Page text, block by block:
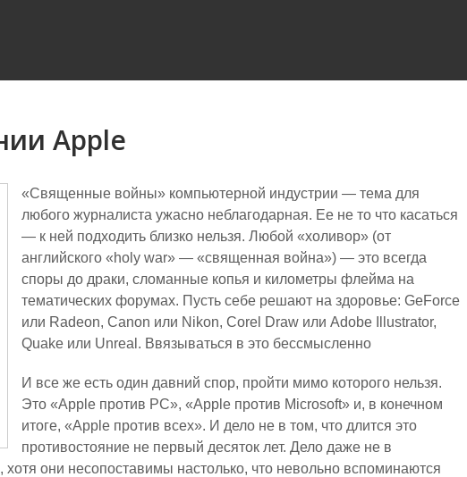
Apple
«Священные войны» компьютерной индустрии — тема для
любого журналиста ужасно неблагодарная. Ее не то что касаться
— к ней подходить близко нельзя. Любой «холивор» (от
английского «holy war» — «священная война») — это всегда
споры до драки, сломанные копья и километры флейма на
тематических форумах. Пусть себе решают на здоровье: GeForce
или Radeon, Canon или Nikon, Corel Draw или Adobe Illustrator,
Quake или Unreal. Ввязываться в это бессмысленно
И все же есть один давний спор, пройти мимо которого нельзя.
Это «Apple против PC», «Apple против Microsoft» и, в конечном
итоге, «Apple против всех». И дело не в том, что длится это
противостояние не первый десяток лет. Дело даже не в
они несопоставимы настолько, что невольно вспоминаются